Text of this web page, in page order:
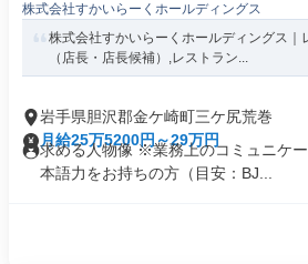
株式会社すかいらーくホールディングス
株式会社すかいらーくホールディングス｜
（店長・店長候補）,レストラン...
岩手県胆沢郡金ケ崎町三ケ尻荒巻
月給25万5200円～29万円
求める人物像 ※業務上のコミュニケ
本語力をお持ちの方（目安：BJ...